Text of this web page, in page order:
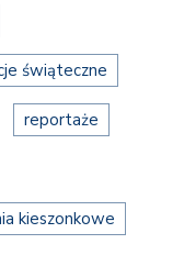
świąteczne
reportaże
kieszonkowe